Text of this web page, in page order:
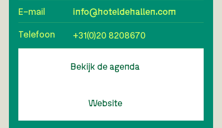
E-mail info@hoteldehallen.com
Telefoon +31(0)20 8208670
Bekijk de agenda
Website